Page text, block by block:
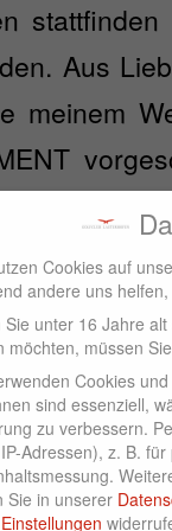
Aus
meinem
meine
deutsche
Cookies auf
andere uns
Sie unter 16 Jahre
möchten, müssen
Cookies
sind essenziell,
zu verbessern.
Adressen), z. B.
Sie in unserer
Einstellungen